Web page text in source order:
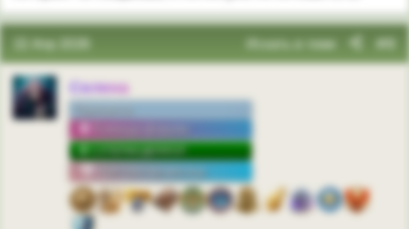
22 Апр 2026 Искать в теме #8
Селена
Принцесса
СУПЕРМОДЕРАТОР
Топ-постер месяца